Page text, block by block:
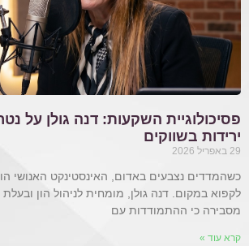
פסיכולוגיית השקעות: דנה גולן על
ירידות בשווקים
29 באפריל 2026
כשהמדדים נצבעים באדום, האינסטינקט האנושי
לקפוא במקום. דנה גולן, מומחית לניהול הון
מסבירה כי ההתמודדות עם
קרא עוד »